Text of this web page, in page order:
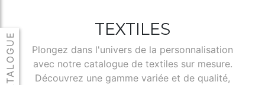
TEXTILES
Plongez dans l'univers de la personnalisation
avec notre catalogue de textiles sur mesure.
Découvrez une gamme variée et de qualité,